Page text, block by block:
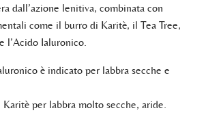
dall’azione lenitiva, combinata con
come il burro di Karitè, il Tea Tree,
l’Acido Ialuronico.
è indicato per labbra secche e
per labbra molto secche, aride.